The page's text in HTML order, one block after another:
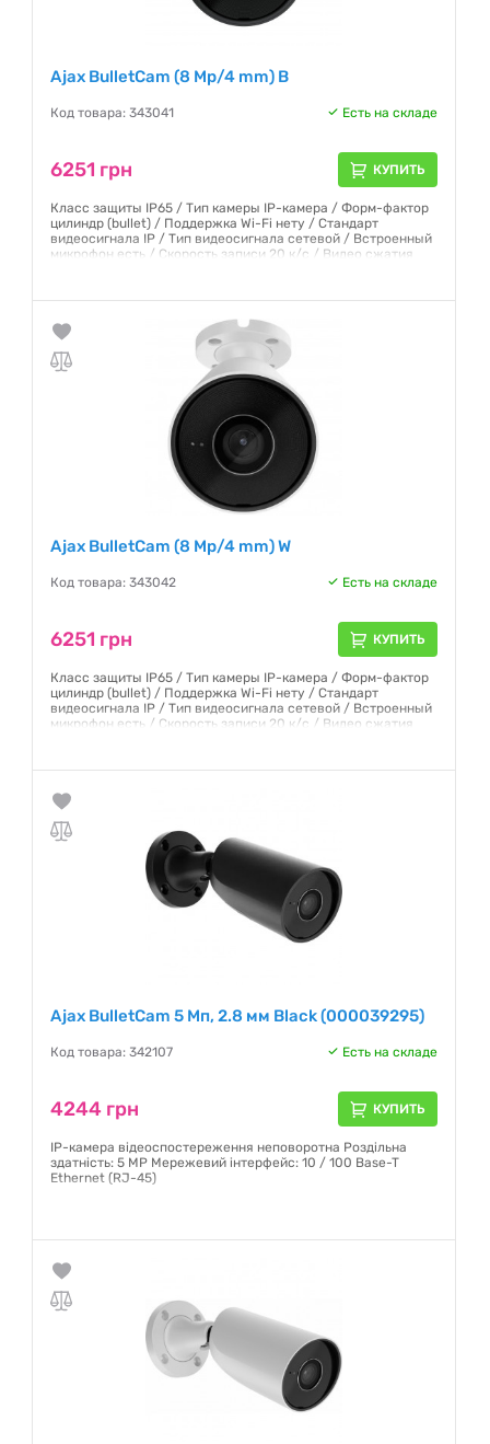
Ajax BulletCam (8 Mp/4 mm) B
Код товара: 343041 Есть на складе
6251 грн КУПИТЬ
Класс защиты IP65 / Тип камеры IP-камера / Форм-фактор
цилиндр (bullet) / Поддержка Wi-Fi нету / Стандарт
видеосигнала IP / Тип видеосигнала сетевой / Встроенный
микрофон есть / Скорость записи 20 к/с / Видео сжатия
Гарантия:12 месяцев
Ajax BulletCam (8 Mp/4 mm) W
Код товара: 343042 Есть на складе
6251 грн КУПИТЬ
Класс защиты IP65 / Тип камеры IP-камера / Форм-фактор
цилиндр (bullet) / Поддержка Wi-Fi нету / Стандарт
видеосигнала IP / Тип видеосигнала сетевой / Встроенный
микрофон есть / Скорость записи 20 к/с / Видео сжатия
Гарантия:12 месяцев
Ajax BulletCam 5 Мп, 2.8 мм Black (000039295)
Код товара: 342107 Есть на складе
4244 грн КУПИТЬ
IP-камера відеоспостереження неповоротна Роздільна
здатність: 5 MP Мережевий інтерфейс: 10 / 100 Base-T
Ethernet (RJ-45)